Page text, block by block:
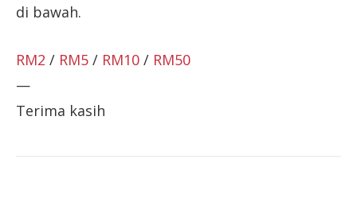
di bawah.
RM2 / RM5 / RM10 / RM50
—
Terima kasih